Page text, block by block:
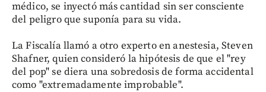
médico, se inyectó más cantidad sin ser consciente
del peligro que suponía para su vida.
La Fiscalía llamó a otro experto en anestesia, Steven
Shafner, quien consideró la hipótesis de que el "rey
del pop" se diera una sobredosis de forma accidental
como "extremadamente improbable".